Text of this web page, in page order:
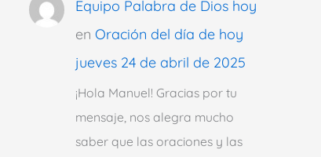
Equipo Palabra de Dios hoy
en Oración del día de hoy
jueves 24 de abril de 2025
¡Hola Manuel! Gracias por tu
mensaje, nos alegra mucho
saber que las oraciones y las